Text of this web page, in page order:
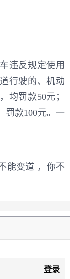
违反规定使用
行驶的、机动
均罚款50元；
罚款100元。一
能变道 ，你不
登录